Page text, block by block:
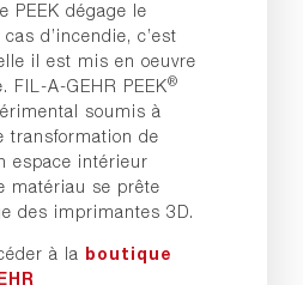
PEEK dégage le
d’incendie, c’est
il est mis en oeuvre
FIL-A-GEHR PEEK®
soumis à
transformation de
espace intérieur
matériau se prête
des imprimantes 3D.
à la boutique